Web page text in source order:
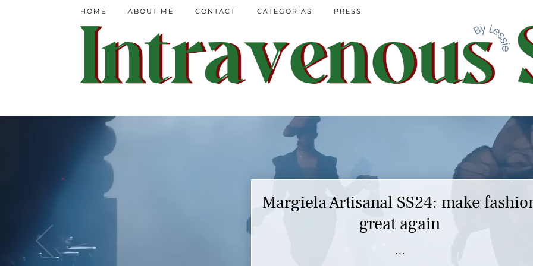
HOME ABOUT ME CONTACT CATEGORÍAS PRESS
Margiela Artisanal SS24: make
great again
…